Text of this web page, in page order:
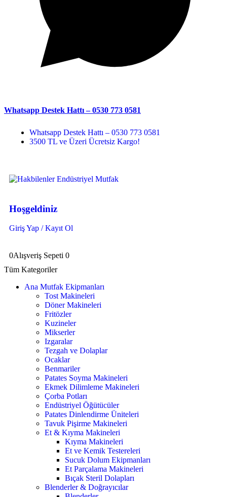
Whatsapp Destek Hattı – 0530 773 0581
Whatsapp Destek Hattı – 0530 773 0581
3500 TL ve Üzeri Ücretsiz Kargo!
Hoşgeldiniz
Giriş Yap / Kayıt Ol
0Alışveriş Sepeti 0
Tüm Kategoriler
Ana Mutfak Ekipmanları
Tost Makineleri
Döner Makineleri
Fritözler
Kuzineler
Mikserler
Izgaralar
Tezgah ve Dolaplar
Ocaklar
Benmariler
Patates Soyma Makineleri
Ekmek Dilimleme Makineleri
Çorba Potları
Endüstriyel Öğütücüler
Patates Dinlendirme Üniteleri
Tavuk Pişirme Makineleri
Et & Kıyma Makineleri
Kıyma Makineleri
Et ve Kemik Testereleri
Sucuk Dolum Ekipmanları
Et Parçalama Makineleri
Bıçak Steril Dolapları
Blenderler & Doğrayıcılar